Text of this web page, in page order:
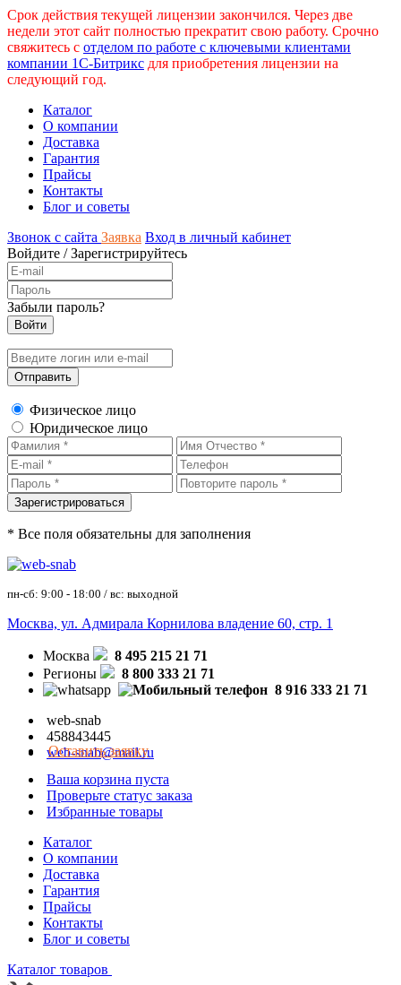
Срок действия текущей лицензии закончился. Через две
недели этот сайт полностью прекратит свою работу. Срочно
свяжитесь с отделом по работе с ключевыми клиентами
компании 1С-Битрикс для приобретения лицензии на
следующий год.
Каталог
О компании
Доставка
Гарантия
Прайсы
Контакты
Блог и советы
Звонок с сайта Заявка Вход в личный кабинет
Войдите /Зарегистрируйтесь
Забыли пароль?
Физическое лицо
Юридическое лицо
* Все поля обязательны для заполнения
пн-сб: 9:00 - 18:00 / вс: выходной
Москва, ул. Адмирала Корнилова владение 60, стр. 1
Москва
8 495 215 21 71
Регионы
8 800 333 21 71
8 916 333 21 71
web-snab
458843445
web-snab@mail.ru
Оставить заявку
Ваша корзина пуста
Проверьте статус заказа
Избранные товары
Каталог
О компании
Доставка
Гарантия
Прайсы
Контакты
Блог и советы
Каталог товаров